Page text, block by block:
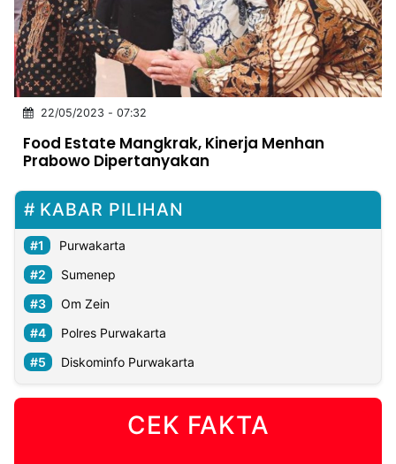
INDONESIA
Partner
NTB
Time
IDN
Jogja
Rakyat
News
Notice
Baru
Follow
Kabarbaru
22/05/2023 - 07:32
Food Estate Mangkrak, Kinerja Menhan
Prabowo Dipertanyakan
KABAR PILIHAN
Purwakarta
Sumenep
Om Zein
Polres Purwakarta
Diskominfo Purwakarta
CEK FAKTA